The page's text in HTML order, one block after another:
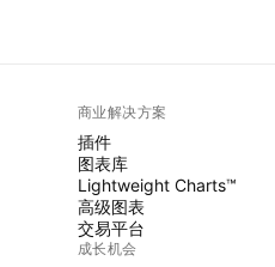
商业解决方案
插件
图表库
Lightweight Charts™
高级图表
交易平台
成长机会